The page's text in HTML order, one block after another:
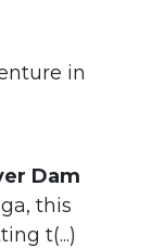
in
Dam
this
t(...)